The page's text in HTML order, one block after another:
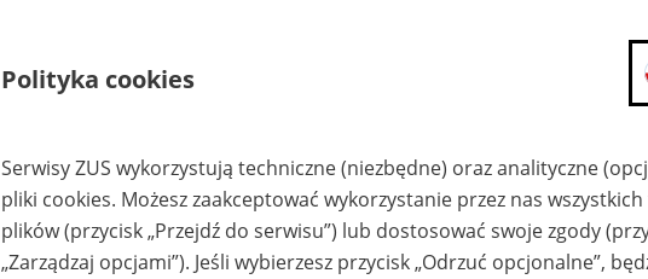
Zaproś ZUS do siebie: Aktywni
Rodzaj wydarzenia Szkolenia
Obszar merytoryczny płatnicy, ubezpieczeni, świadczeniobiorcy
Polityka cookies
Serwisy ZUS wykorzystują techniczne (niezbędne) oraz analityczne
pliki cookies. Możesz zaakceptować wykorzystanie przez nas
plików (przycisk „Przejdź do serwisu”) lub dostosować swoje zgody
„Zarządzaj opcjami”). Jeśli wybierzesz przycisk „Odrzuć opcjonalne”,